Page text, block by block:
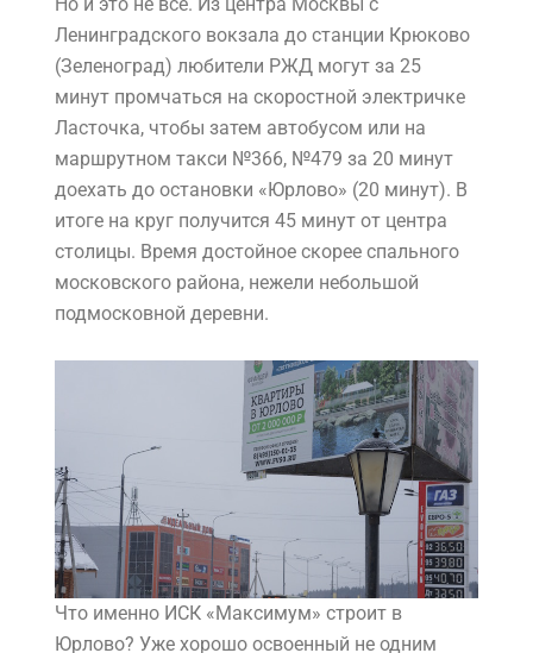
Ленинградского вокзала до станции Крюково
(Зеленоград) любители РЖД могут за 25
минут промчаться на скоростной электричке
Ласточка, чтобы затем автобусом или на
маршрутном такси №366, №479 за 20 минут
доехать до остановки «Юрлово» (20 минут). В
итоге на круг получится 45 минут от центра
столицы. Время достойное скорее спального
московского района, нежели небольшой
подмосковной деревни.
Что именно ИСК «Максимум» строит в
Юрлово? Уже хорошо освоенный не одним